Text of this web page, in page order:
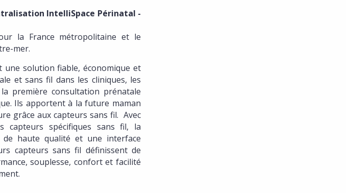
IntelliSpace Périnatal -
la France métropolitaine et le
mer.
solution fiable, économique et
et sans fil dans les cliniques, les
première consultation prénatale
Ils apportent à la future maman
grâce aux capteurs sans fil. Avec
capteurs spécifiques sans fil, la
haute qualité et une interface
capteurs sans fil définissent de
souplesse, confort et facilité